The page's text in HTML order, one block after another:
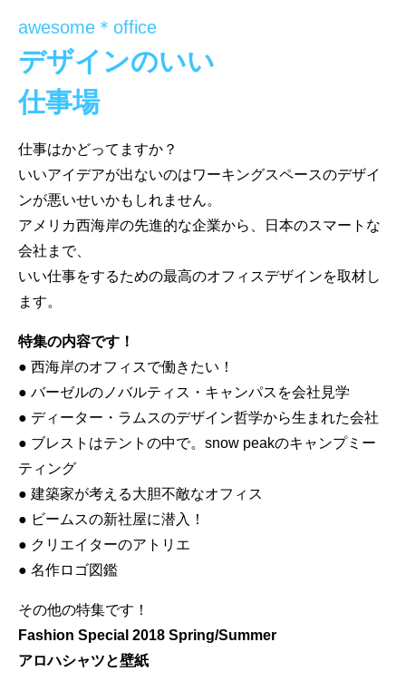
awesome＊office
デザインのいい
仕事場
仕事はかどってますか？
いいアイデアが出ないのはワーキングスペースのデザイ
ンが悪いせいかもしれません。
アメリカ西海岸の先進的な企業から、日本のスマートな
会社まで、
いい仕事をするための最高のオフィスデザインを取材し
ます。
特集の内容です！
● 西海岸のオフィスで働きたい！
● バーゼルのノバルティス・キャンパスを会社見学
● ディーター・ラムスのデザイン哲学から生まれた会社
● ブレストはテントの中で。snow peakのキャンプミー
ティング
● 建築家が考える大胆不敵なオフィス
● ビームスの新社屋に潜入！
● クリエイターのアトリエ
● 名作ロゴ図鑑
その他の特集です！
Fashion Special 2018 Spring/Summer
アロハシャツと壁紙